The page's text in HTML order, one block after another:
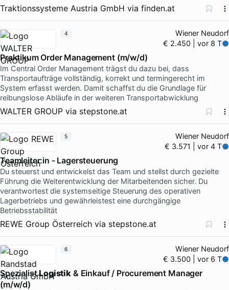
Traktionssysteme Austria GmbH via finden.at
Wiener Neudorf
€ 2.450 | vor 8 T
Praktikum Order Management (m/w/d)
Im Central Order Management trägst du dazu bei, dass
Transportaufträge vollständig, korrekt und termingerecht im
System erfasst werden. Damit schaffst du die Grundlage für
reibungslose Abläufe in der weiteren Transportabwicklung
WALTER GROUP via stepstone.at
4
Wiener Neudorf
€ 3.571 | vor 4 T
Teamleiter:in - Lagersteuerung
Du steuerst und entwickelst das Team und stellst durch gezielte
Führung die Weiterentwicklung der Mitarbeitenden sicher. Du
verantwortest die systemseitige Steuerung des operativen
Lagerbetriebs und gewährleistest eine durchgängige
Betriebsstabilität
REWE Group Österreich via stepstone.at
5
Wiener Neudorf
€ 3.500 | vor 6 T
SpezialistLogistik & Einkauf / Procurement Manager
(m/w/d)
6